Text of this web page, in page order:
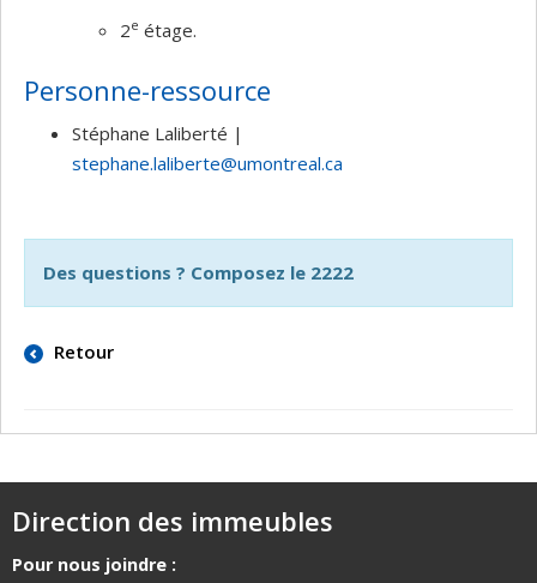
2e étage.
Personne-ressource
Stéphane Laliberté |
stephane.laliberte@umontreal.ca
Des questions ? Composez le 2222
Retour
Direction des immeubles
Pour nous joindre :